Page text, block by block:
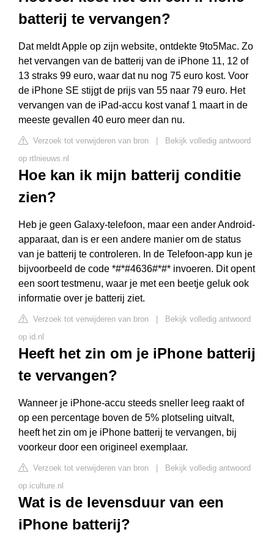
batterij te vervangen?
Dat meldt Apple op zijn website, ontdekte 9to5Mac. Zo
het vervangen van de batterij van de iPhone 11, 12 of
13 straks 99 euro, waar dat nu nog 75 euro kost. Voor
de iPhone SE stijgt de prijs van 55 naar 79 euro. Het
vervangen van de iPad-accu kost vanaf 1 maart in de
meeste gevallen 40 euro meer dan nu.
Verzoek tot verwijderen van bron
Bekijk volledig antwoord
op rtlnieuws.nl
Hoe kan ik mijn batterij conditie
zien?
Heb je geen Galaxy-telefoon, maar een ander Android-
apparaat, dan is er een andere manier om de status
van je batterij te controleren. In de Telefoon-app kun je
bijvoorbeeld de code *#*#4636#*#* invoeren. Dit opent
een soort testmenu, waar je met een beetje geluk ook
informatie over je batterij ziet.
Verzoek tot verwijderen van bron
Bekijk volledig antwoord
op id.nl
Heeft het zin om je iPhone batterij
te vervangen?
Wanneer je iPhone-accu steeds sneller leeg raakt of
op een percentage boven de 5% plotseling uitvalt,
heeft het zin om je iPhone batterij te vervangen, bij
voorkeur door een origineel exemplaar.
Verzoek tot verwijderen van bron
Bekijk volledig antwoord
op iculture.nl
Wat is de levensduur van een
iPhone batterij?